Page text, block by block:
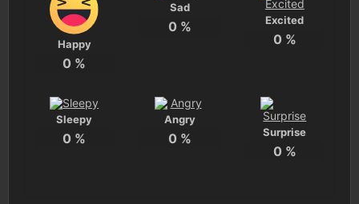
Happy
0 %
Sad
0 % Excited
0 %
Sleepy
0 %
Angry
0 % Surprise
0 %